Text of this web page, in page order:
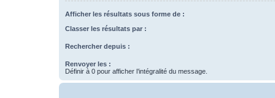
Afficher les résultats sous forme de :
Classer les résultats par :
Rechercher depuis :
Renvoyer les :
Définir à 0 pour afficher l’intégralité du message.